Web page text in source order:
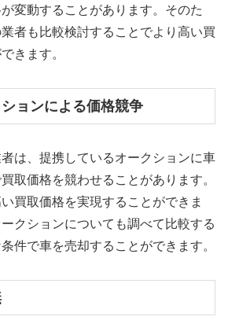
変動することがあります。そのた
者も比較検討することでより高い買
きます。
ョンによる価格競争
は、提携しているオークションに車
取価格を競わせることがあります。
買取価格を実現することができま
クションについても調べて比較する
件で車を売却することができます。